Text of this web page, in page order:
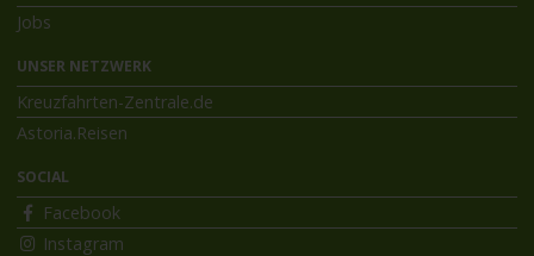
Jobs
UNSER NETZWERK
Kreuzfahrten-Zentrale.de
Astoria.Reisen
SOCIAL
Facebook
Instagram